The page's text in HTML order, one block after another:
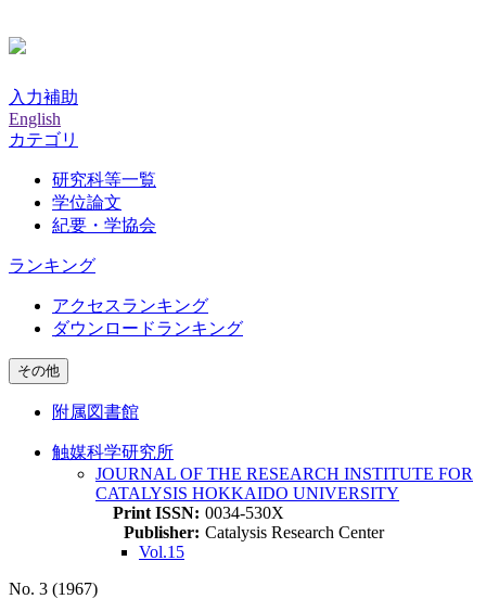
入力補助
English
カテゴリ
研究科等一覧
学位論文
紀要・学協会
ランキング
アクセスランキング
ダウンロードランキング
その他
附属図書館
触媒科学研究所
JOURNAL OF THE RESEARCH INSTITUTE FOR
CATALYSIS HOKKAIDO UNIVERSITY
Print ISSN: 0034-530X
Publisher: Catalysis Research Center
Vol.15
No. 3 (1967)